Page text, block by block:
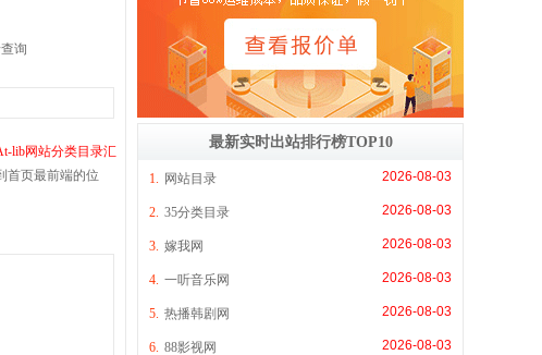
询
lib网站分类目录汇
首页最前端的位
最新实时出站排行榜TOP10
1. 网站目录 2026-08-03
2. 35分类目录 2026-08-03
3. 嫁我网 2026-08-03
4. 一听音乐网 2026-08-03
5. 热播韩剧网 2026-08-03
6. 88影视网 2026-08-03